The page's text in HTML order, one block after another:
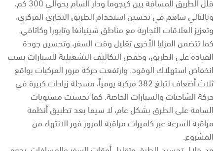
وبالتالي ساهم في تحسين استخدام الطريق التجاري المركزي،
وتعزيز العلاقات التجارية مع مناطق شينيانغا وتابورا وكاتافي.
كما تتضمن المزايا الأخرى تقليل وقت السفر، وتحسين جودة
القيادة على الطريق، وخفض التكاليف التشغيلية للسيارات بسب
انخفاض استهلاك الوقود. وارتفعت حركة مرور المركبات بواقع
ثلاث أضعاف لتبلغ 382 مركبة يومياً، مسجلة زيادات كبيرة في
حركة الشاحنات والسيارات الخاصة. كما تحسنت مستويات
السامة على الطرق بشكل عام، لا سيما بعد تطبيق أنظمة
مراقبة السرعة عبر كاميرات مراقبة المرور فور الانتهاء من
المشروع.